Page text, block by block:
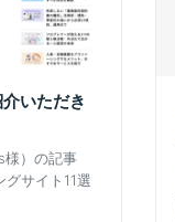
いただき
様）の記事
グサイト11選